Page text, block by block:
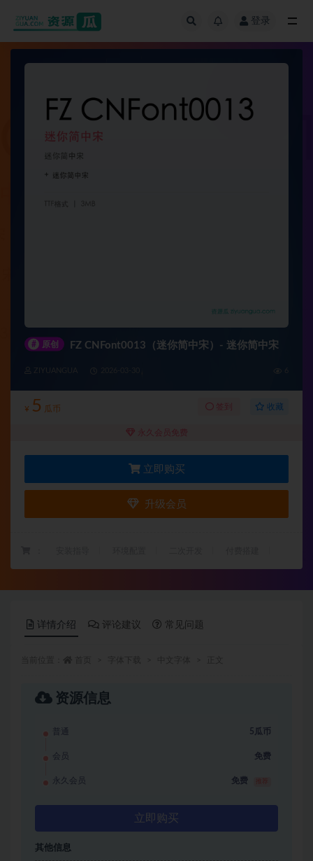
登录
# 原创 FZ CNFont0013（迷你简中宋）- 迷你简中宋
ZIYUANGUA
¥ 5 瓜币 签到 收藏
永久会员免费
立即购买
升级会员
详情介绍 评论建议 常见问题
资源信息
普通 5瓜币
会员 免费
永久会员 免费
立即购买
其他信息